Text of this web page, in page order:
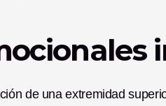
de una extremidad